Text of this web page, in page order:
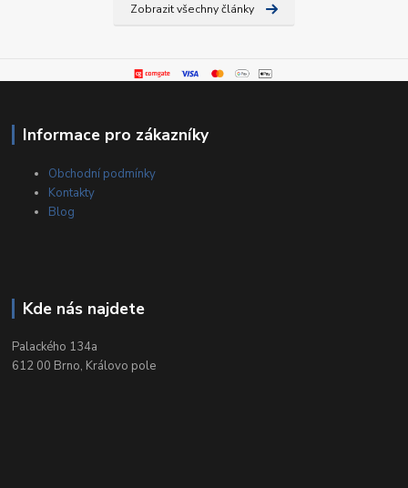
Zobrazit všechny články
Informace pro zákazníky
Obchodní podmínky
Kontakty
Blog
Kde nás najdete
Palackého 134a
612 00 Brno, Královo pole